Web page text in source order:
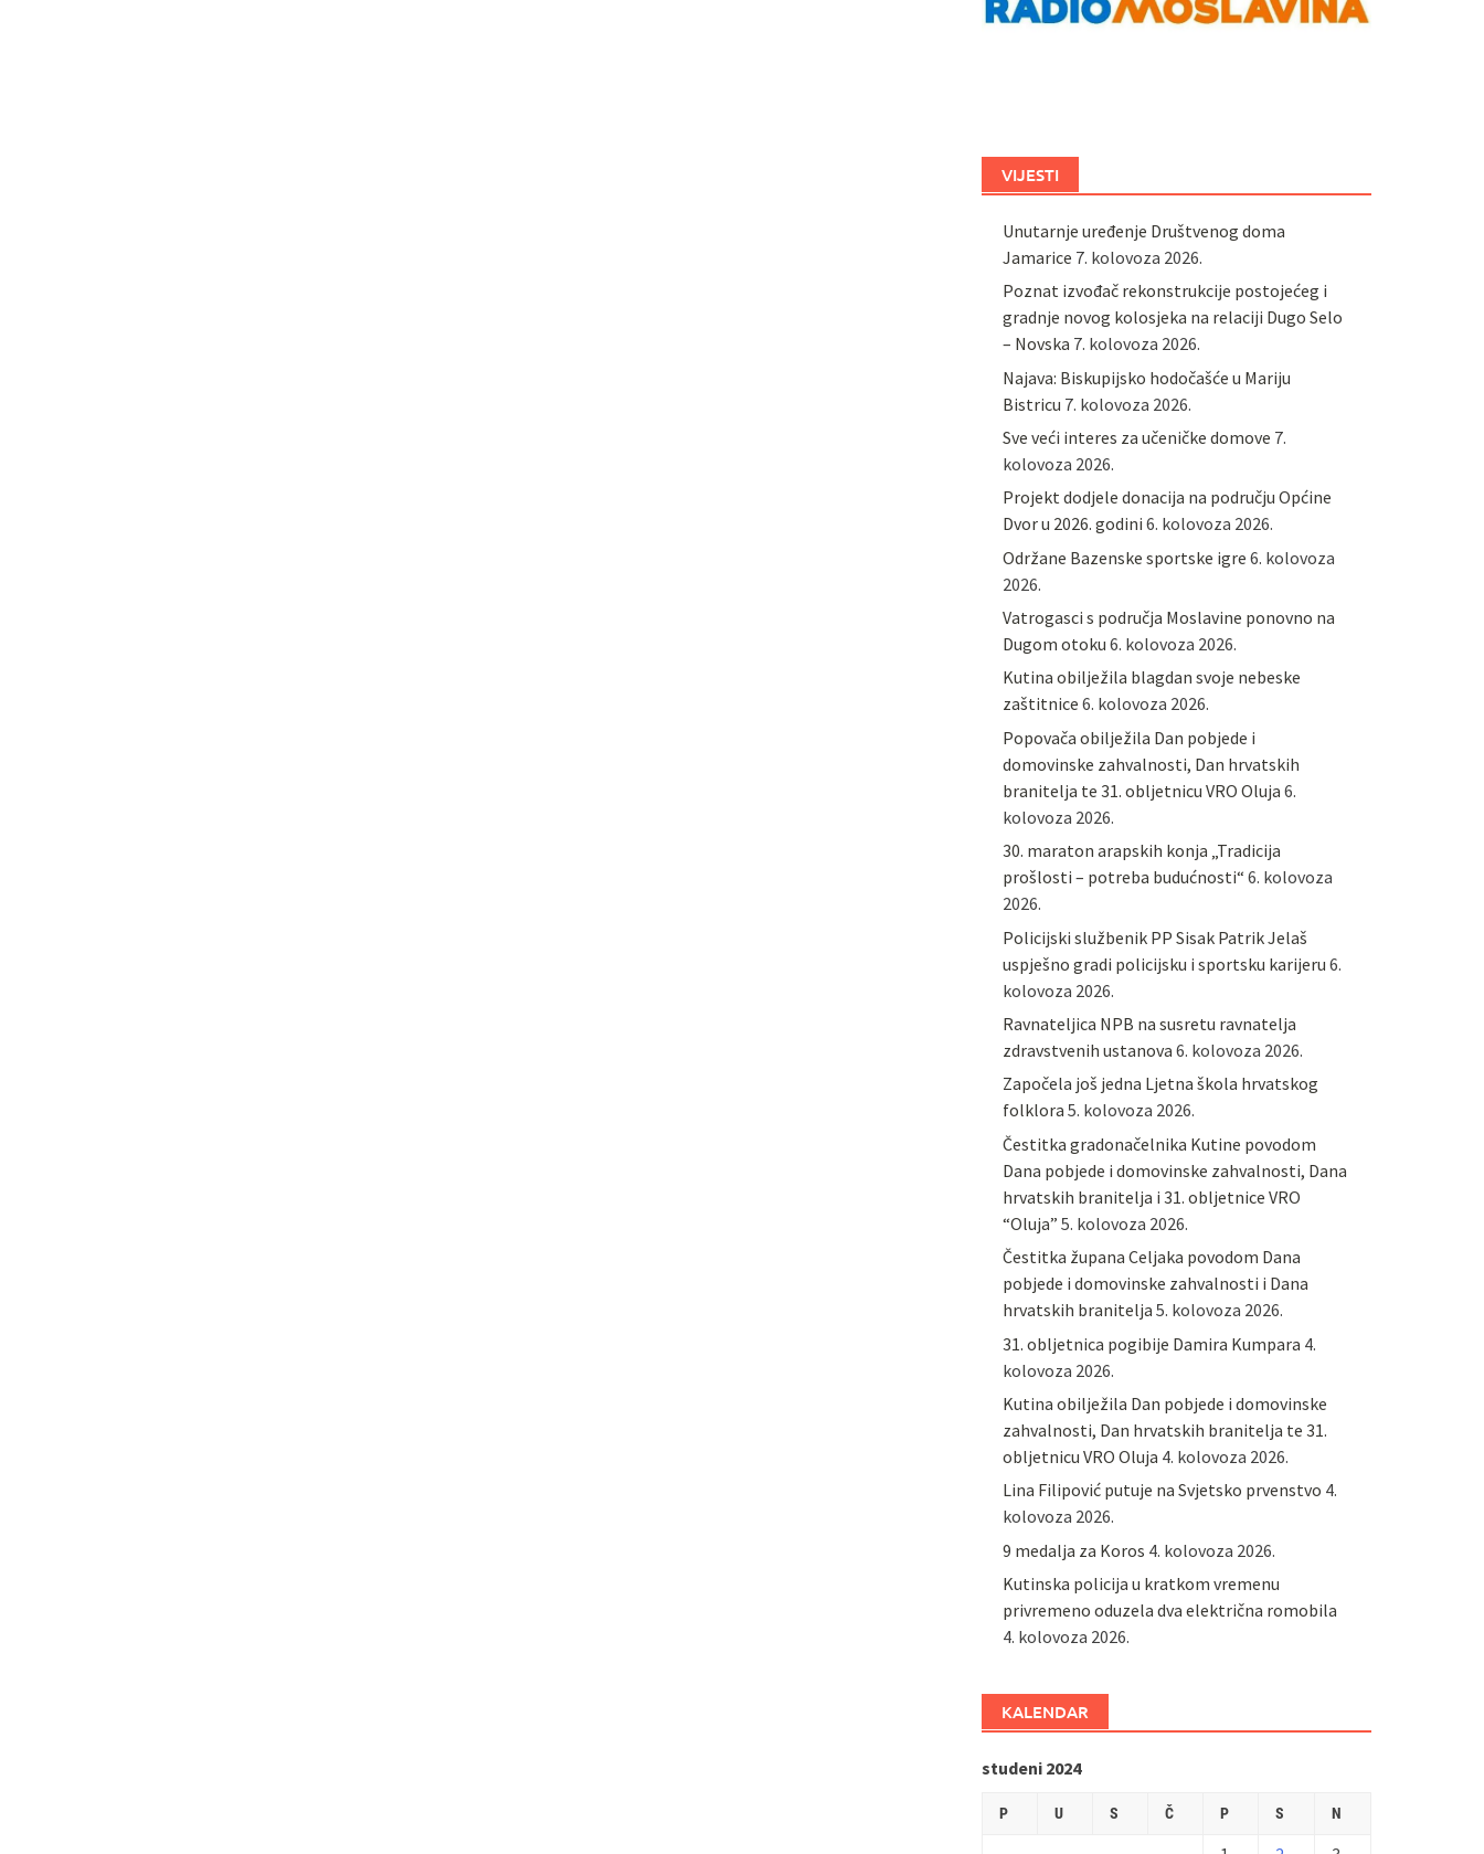
VIJESTI
Unutarnje uređenje Društvenog doma
Jamarice 7. kolovoza 2026.
Poznat izvođač rekonstrukcije postojećeg i
gradnje novog kolosjeka na relaciji Dugo Selo
– Novska 7. kolovoza 2026.
Najava: Biskupijsko hodočašće u Mariju
Bistricu 7. kolovoza 2026.
Sve veći interes za učeničke domove 7.
kolovoza 2026.
Projekt dodjele donacija na području Općine
Dvor u 2026. godini 6. kolovoza 2026.
Održane Bazenske sportske igre 6. kolovoza
2026.
Vatrogasci s područja Moslavine ponovno na
Dugom otoku 6. kolovoza 2026.
Kutina obilježila blagdan svoje nebeske
zaštitnice 6. kolovoza 2026.
Popovača obilježila Dan pobjede i
domovinske zahvalnosti, Dan hrvatskih
branitelja te 31. obljetnicu VRO Oluja 6.
kolovoza 2026.
30. maraton arapskih konja „Tradicija
prošlosti – potreba budućnosti“ 6. kolovoza
2026.
Policijski službenik PP Sisak Patrik Jelaš
uspješno gradi policijsku i sportsku karijeru 6.
kolovoza 2026.
Ravnateljica NPB na susretu ravnatelja
zdravstvenih ustanova 6. kolovoza 2026.
Započela još jedna Ljetna škola hrvatskog
folklora 5. kolovoza 2026.
Čestitka gradonačelnika Kutine povodom
Dana pobjede i domovinske zahvalnosti, Dana
hrvatskih branitelja i 31. obljetnice VRO
“Oluja” 5. kolovoza 2026.
Čestitka župana Celjaka povodom Dana
pobjede i domovinske zahvalnosti i Dana
hrvatskih branitelja 5. kolovoza 2026.
31. obljetnica pogibije Damira Kumpara 4.
kolovoza 2026.
Kutina obilježila Dan pobjede i domovinske
zahvalnosti, Dan hrvatskih branitelja te 31.
obljetnicu VRO Oluja 4. kolovoza 2026.
Lina Filipović putuje na Svjetsko prvenstvo 4.
kolovoza 2026.
9 medalja za Koros 4. kolovoza 2026.
Kutinska policija u kratkom vremenu
privremeno oduzela dva električna romobila
4. kolovoza 2026.
KALENDAR
studeni 2024
P U S Č P S N